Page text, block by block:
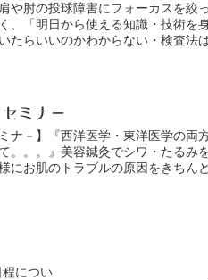
や肘の投球障害にフォーカスを絞
、「明日から使える知識・技術を
たらいいのかわからない・検査法
ミナ－
ナ－】『西洋医学・東洋医学の両
。。。』美容鍼灸でシワ・たるみ
にお肌のトラブルの原因をきちん
程につい